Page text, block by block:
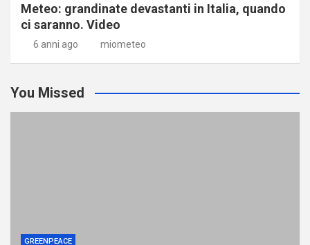
Meteo: grandinate devastanti in Italia, quando
ci saranno. Video
6 anni ago miometeo
You Missed
GREENPEACE